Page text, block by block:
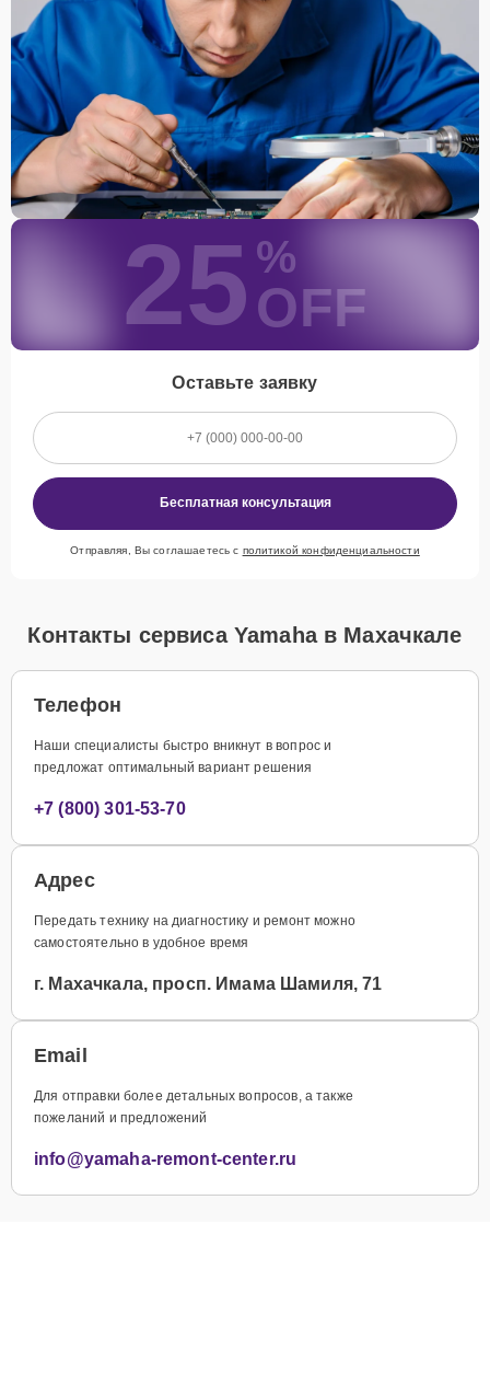
25 %
OFF
Оставьте заявку
Бесплатная консультация
Отправляя, Вы соглашаетесь с политикой конфиденциальности
Контакты сервиса Yamaha в Махачкале
Телефон
Наши специалисты быстро вникнут в вопрос и
предложат оптимальный вариант решения
+7 (800) 301-53-70
Адрес
Передать технику на диагностику и ремонт можно
самостоятельно в удобное время
г. Махачкала, просп. Имама Шамиля, 71
Email
Для отправки более детальных вопросов, а также
пожеланий и предложений
info@yamaha-remont-center.ru